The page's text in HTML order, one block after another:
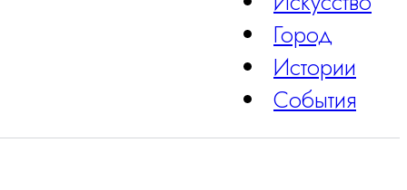
Город
Истории
События